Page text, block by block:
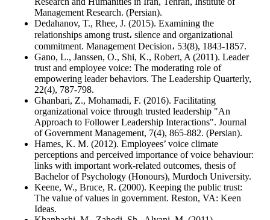
Management Research. (Persian).
Dedahanov, T., Rhee, J. (2015). Examining the
relationships among trust، silence and organizational
commitment. Management Decision، 53(8), 1843-1857.
Gano, L., Janssen, O., Shi, K., Robert, A (2011). Leader
trust and employee voice: The moderating role of
empowering leader behaviors. The Leadership Quarterly,
22(4), 787-798.
Ghanbari, Z., Mohamadi, F. (2016). Facilitating
organizational voice through trusted leadership "An
Approach to Follower Leadership Interactions". Journal
of Government Management, 7(4), 865-882. (Persian).
Hames, K. M. (2012). Employees’ voice climate
perceptions and perceived importance of voice behaviour:
links with important work-related outcomes, thesis of
Bachelor of Psychology (Honours), Murdoch University.
Keene, W., Bruce, R. (2000). Keeping the public trust:
The value of values in government. Reston, VA: Keen
Ideas.